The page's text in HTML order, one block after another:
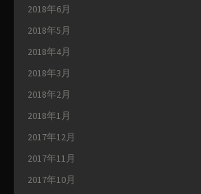
2018年6月
2018年5月
2018年4月
2018年3月
2018年2月
2018年1月
2017年12月
2017年11月
2017年10月